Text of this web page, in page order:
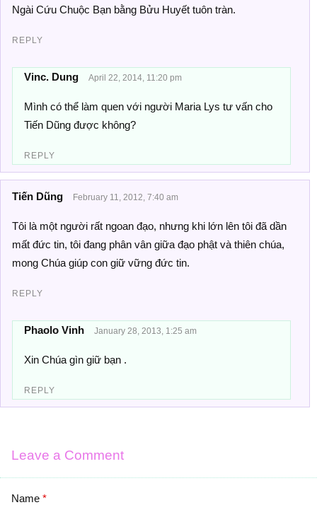
Ngài Cứu Chuộc Bạn bằng Bửu Huyết tuôn tràn.
REPLY
Vinc. Dung April 22, 2014, 11:20 pm
Mình có thể làm quen với người Maria Lys tư vấn cho
Tiến Dũng được không?
REPLY
Tiến Dũng February 11, 2012, 7:40 am
Tôi là một người rất ngoan đạo, nhưng khi lớn lên tôi đã dần
mất đức tin, tôi đang phân vân giữa đạo phật và thiên chúa,
mong Chúa giúp con giữ vững đức tin.
REPLY
Phaolo Vinh January 28, 2013, 1:25 am
Xin Chúa gìn giữ bạn .
REPLY
Leave a Comment
Name *